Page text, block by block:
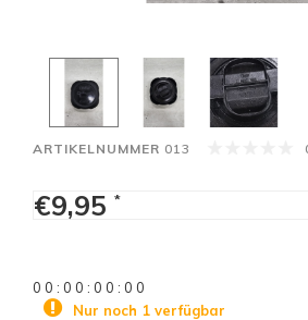
ARTIKELNUMMER 013
€9,95 *
0 0 : 0 0 : 0 0 : 0 0
Nur noch 1 verfügbar